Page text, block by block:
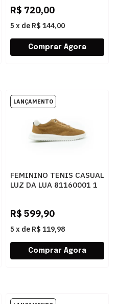
R$ 720,00
5 x de R$ 144,00
FEMININO TENIS CASUAL
LUZ DA LUA 81160001 1
R$ 599,90
5 x de R$ 119,98